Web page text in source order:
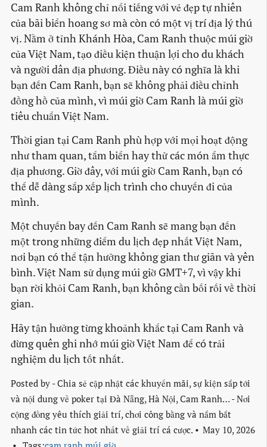
Cam Ranh không chỉ nổi tiếng với vẻ đẹp tự nhiên
của bãi biển hoang sơ mà còn có một vị trí địa lý thú
vị. Nằm ở tỉnh Khánh Hòa, Cam Ranh thuộc múi giờ
của Việt Nam, tạo điều kiện thuận lợi cho du khách
và người dân địa phương. Điều này có nghĩa là khi
bạn đến Cam Ranh, bạn sẽ không phải điều chỉnh
đồng hồ của mình, vì múi giờ Cam Ranh là múi giờ
tiêu chuẩn Việt Nam.
Thời gian tại Cam Ranh phù hợp với mọi hoạt động
như tham quan, tắm biển hay thử các món ẩm thực
địa phương. Giờ đây, với múi giờ Cam Ranh, bạn có
thể dễ dàng sắp xếp lịch trình cho chuyến đi của
mình.
Một chuyến bay đến Cam Ranh sẽ mang bạn đến
một trong những điểm du lịch đẹp nhất Việt Nam,
nơi bạn có thể tận hưởng không gian thư giãn và yên
bình. Việt Nam sử dụng múi giờ GMT+7, vì vậy khi
bạn rời khỏi Cam Ranh, bạn không cần bối rối về thời
gian.
Hãy tận hưởng từng khoảnh khắc tại Cam Ranh và
đừng quên ghi nhớ múi giờ Việt Nam để có trải
nghiệm du lịch tốt nhất.
Posted by - Chia sẻ cập nhật các khuyến mãi, sự kiện sắp tới
và nội dung về poker tại Đà Nẵng, Hà Nội, Cam Ranh… - Nơi
cộng đồng yêu thích giải trí, chơi công bằng và nắm bắt
nhanh các tin tức hot nhất về giải trí cá cược.
May 10, 2026